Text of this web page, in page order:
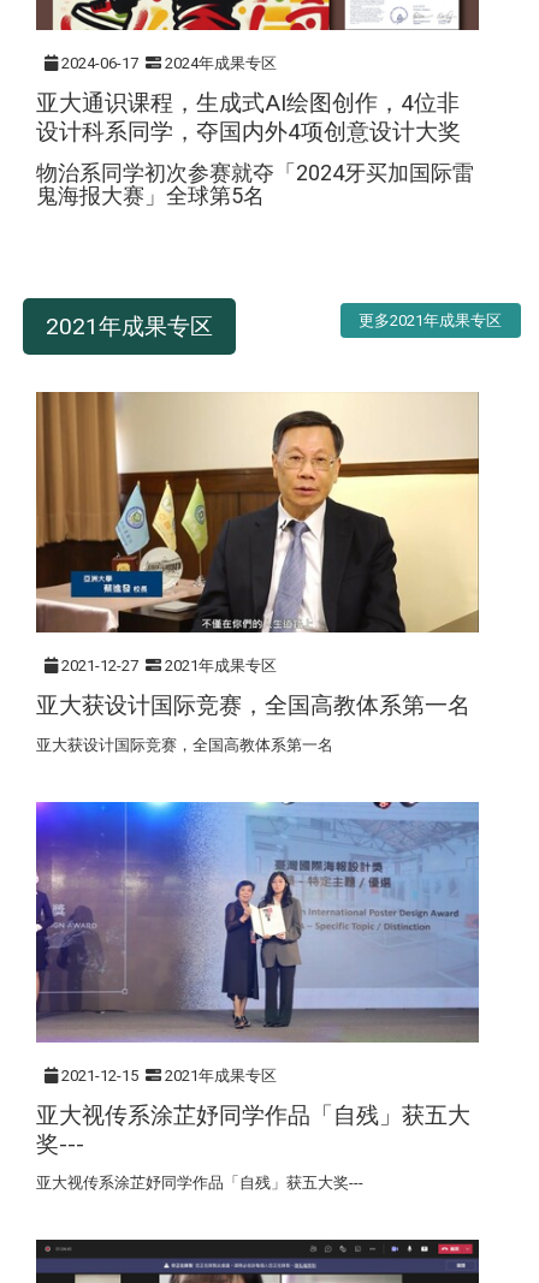
2024-06-17 2024年成果专区
亚大通识课程，生成式AI绘图创作，4位非
设计科系同学，夺国内外4项创意设计大奖
物治系同学初次参赛就夺「2024牙买加国际雷
鬼海报大赛」全球第5名
2021年成果专区 更多2021年成果专区
2021-12-27 2021年成果专区
亚大获设计国际竞赛，全国高教体系第一名
亚大获设计国际竞赛，全国高教体系第一名
2021-12-15 2021年成果专区
亚大视传系涂芷妤同学作品「自残」获五大
奖---
亚大视传系涂芷妤同学作品「自残」获五大奖---